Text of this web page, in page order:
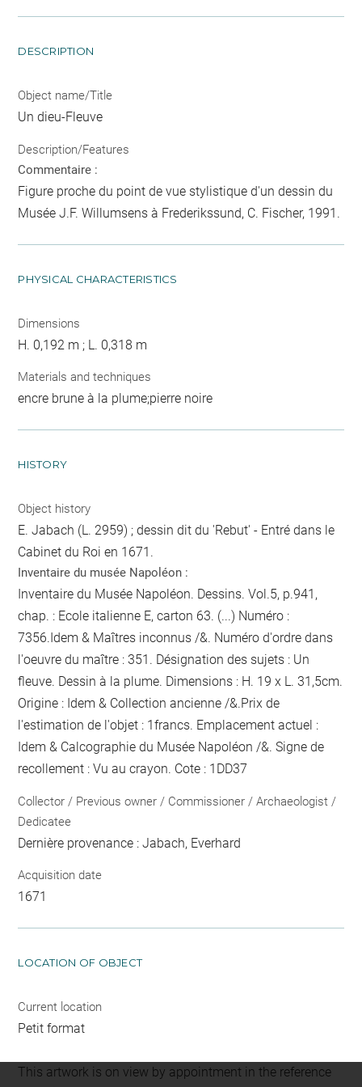
DESCRIPTION
Object name/Title
Un dieu-Fleuve
Description/Features
Commentaire :
Figure proche du point de vue stylistique d'un dessin du
Musée J.F. Willumsens à Frederikssund, C. Fischer, 1991.
PHYSICAL CHARACTERISTICS
Dimensions
H. 0,192 m ; L. 0,318 m
Materials and techniques
encre brune à la plume;pierre noire
HISTORY
Object history
E. Jabach (L. 2959) ; dessin dit du 'Rebut' - Entré dans le
Cabinet du Roi en 1671.
Inventaire du musée Napoléon :
Inventaire du Musée Napoléon. Dessins. Vol.5, p.941,
chap. : Ecole italienne E, carton 63. (...) Numéro :
7356.Idem & Maîtres inconnus /&. Numéro d'ordre dans
l'oeuvre du maître : 351. Désignation des sujets : Un
fleuve. Dessin à la plume. Dimensions : H. 19 x L. 31,5cm.
Origine : Idem & Collection ancienne /&.Prix de
l'estimation de l'objet : 1francs. Emplacement actuel :
Idem & Calcographie du Musée Napoléon /&. Signe de
recollement :Vu au crayon. Cote : 1DD37
Collector / Previous owner / Commissioner / Archaeologist /
Dedicatee
Dernière provenance : Jabach, Everhard
Acquisition date
1671
LOCATION OF OBJECT
Current location
Petit format
This artwork is on view by appointment in the reference